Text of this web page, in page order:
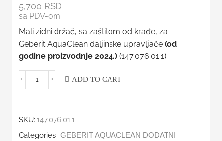
5,700 RSD
sa PDV-om
Mali zidni držač, sa zaštitom od krađe, za
Geberit AquaClean daljinske upravljače(od
godine proizvodnje 2024.) (147.076.01.1)
ADD TO CART
SKU: 147.076.01.1
Categories: GEBERIT AQUACLEAN DODATNI